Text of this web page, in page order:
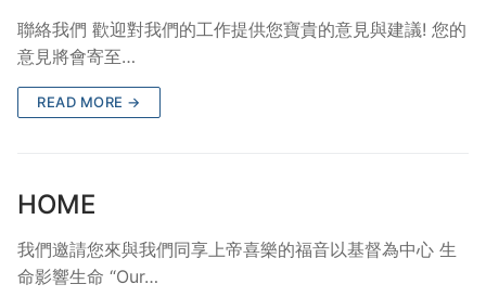
聯絡我們 歡迎對我們的工作提供您寶貴的意見與建議! 您的
意見將會寄至…
READ MORE →
HOME
我們邀請您來與我們同享上帝喜樂的福音以基督為中心 生
命影響生命 “Our…